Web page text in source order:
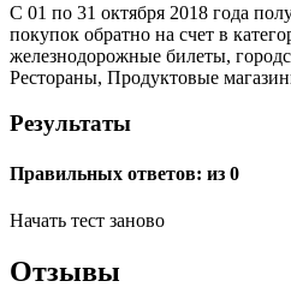
С 01 по 31 октября 2018 года
покупок обратно на счет в
железнодорожные билеты,
Рестораны, Продуктовые
Результаты
Правильных ответов: из 0
Начать тест заново
Отзывы